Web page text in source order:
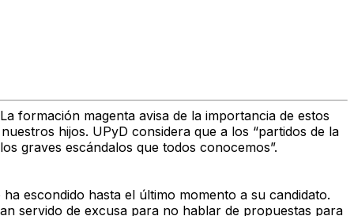
formación magenta avisa de la importancia de estos
hijos. UPyD considera que a los “partidos de la
graves escándalos que todos conocemos”.
escondido hasta el último momento a su candidato.
servido de excusa para no hablar de propuestas para